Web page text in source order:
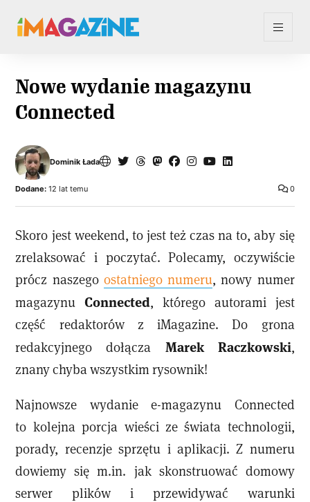
Nowe wydanie magazynu
Connected
Dominik Łada
0
Dodane: 12 lat temu
Skoro jest weekend, to jest też czas na to, aby się
zrelaksować i poczytać. Polecamy, oczywiście
prócz naszego ostatniego numeru, nowy numer
magazynuConnected, którego autorami jest
część redaktorów z iMagazine. Do grona
redakcyjnego dołącza Marek Raczkowski,
znany chyba wszystkim rysownik!
Najnowsze wydanie e-magazynu Connected
to kolejna porcja wieści ze świata technologii,
porady, recenzje sprzętu i aplikacji. Z numeru
dowiemy się m.in. jak skonstruować domowy
serwer plików i przewidywać warunki